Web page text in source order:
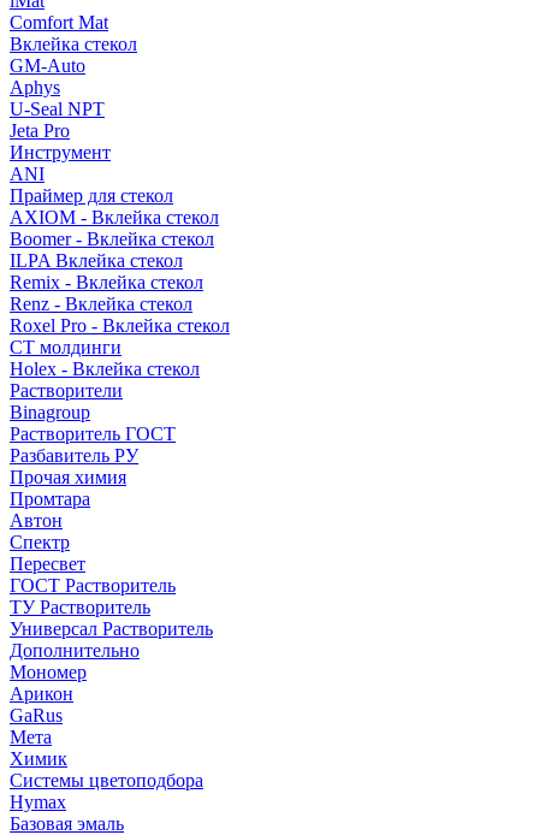
Comfort Mat
Вклейка стекол
GM-Auto
Aphys
U-Seal NPT
Jeta Pro
Инструмент
ANI
Праймер для стекол
AXIOM - Вклейка стекол
Boomer - Вклейка стекол
ILPA Вклейка стекол
Remix - Вклейка стекол
Renz - Вклейка стекол
Roxel Pro - Вклейка стекол
СТ молдинги
Holex - Вклейка стекол
Растворители
Binagroup
Растворитель ГОСТ
Разбавитель РУ
Прочая химия
Промтара
Автон
Спектр
Пересвет
ГОСТ Растворитель
ТУ Растворитель
Универсал Растворитель
Дополнительно
Мономер
Арикон
GaRus
Мета
Химик
Системы цветоподбора
Hymax
Базовая эмаль